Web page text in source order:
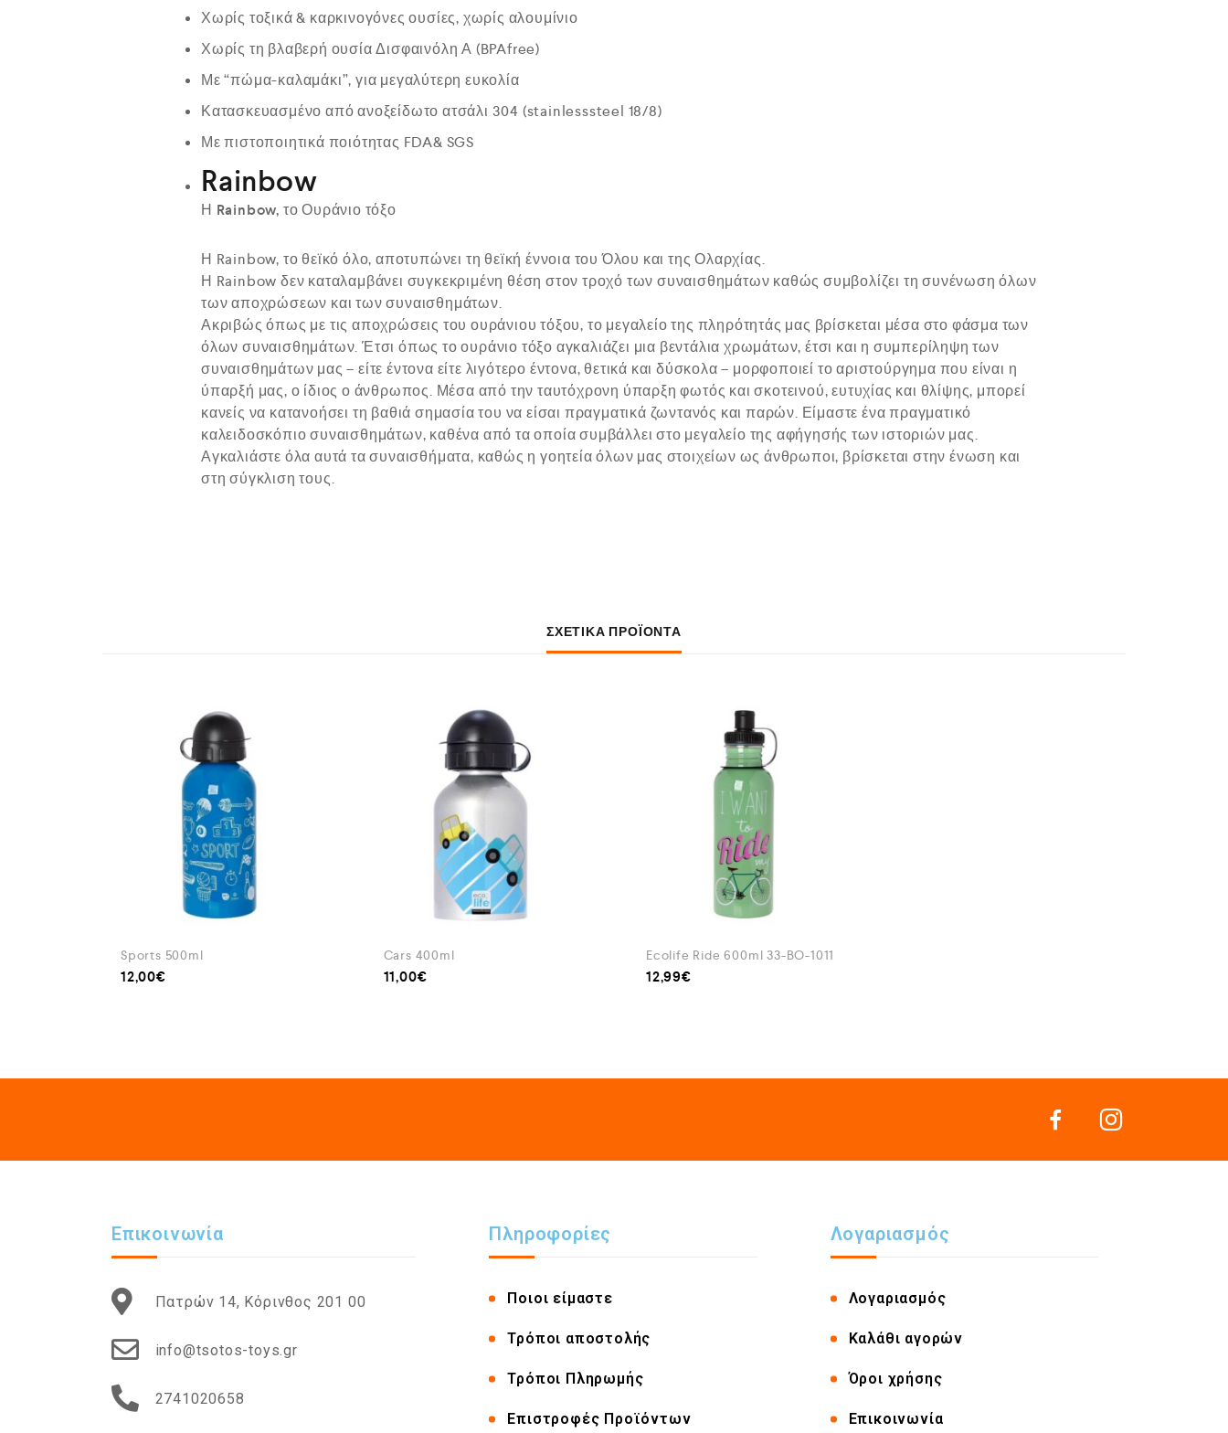
Χωρίς τοξικά & καρκινογόνες ουσίες, χωρίς αλουμίνιο
Χωρίς τη βλαβερή ουσία Δισφαινόλη Α (BPAfree)
Με “πώμα-καλαμάκι”, για μεγαλύτερη ευκολία
Κατασκευασμένο από ανοξείδωτο ατσάλι 304 (stainlesssteel 18/8)
Με πιστοποιητικά ποιότητας FDA& SGS
Rainbow
Η Rainbow, το Ουράνιο τόξο
Η Rainbow, το θεϊκό όλο, αποτυπώνει τη θεϊκή έννοια του Όλου και της Ολαρχίας.
Η Rainbow δεν καταλαμβάνει συγκεκριμένη θέση στον τροχό των συναισθημάτων καθώς συμβολίζει τη συνένωση όλων
των αποχρώσεων και των συναισθημάτων.
Ακριβώς όπως με τις αποχρώσεις του ουράνιου τόξου, το μεγαλείο της πληρότητάς μας βρίσκεται μέσα στο φάσμα των
όλων συναισθημάτων. Έτσι όπως το ουράνιο τόξο αγκαλιάζει μια βεντάλια χρωμάτων, έτσι και η συμπερίληψη των
συναισθημάτων μας – είτε έντονα είτε λιγότερο έντονα, θετικά και δύσκολα – μορφοποιεί το αριστούργημα που είναι η
ύπαρξή μας, ο ίδιος ο άνθρωπος. Μέσα από την ταυτόχρονη ύπαρξη φωτός και σκοτεινού, ευτυχίας και θλίψης, μπορεί
κανείς να κατανοήσει τη βαθιά σημασία του να είσαι πραγματικά ζωντανός και παρών. Είμαστε ένα πραγματικό
καλειδοσκόπιο συναισθημάτων, καθένα από τα οποία συμβάλλει στο μεγαλείο της αφήγησής των ιστοριών μας.
Αγκαλιάστε όλα αυτά τα συναισθήματα, καθώς η γοητεία όλων μας στοιχείων ως άνθρωποι, βρίσκεται στην ένωση και
στη σύγκλιση τους.
ΣΧΕΤΙΚΆ ΠΡΟΪΌΝΤΑ
Sports 500ml
12,00€
Cars 400ml
11,00€
Ecolife Ride 600ml 33-BO-1011
12,99€
Επικοινωνία
Πατρών 14, Κόρινθος 201 00
info@tsotos-toys.gr
2741020658
Πληροφορίες
Ποιοι είμαστε
Τρόποι αποστολής
Τρόποι Πληρωμής
Επιστροφές Προϊόντων
Λογαριασμός
Λογαριασμός
Καλάθι αγορών
Όροι χρήσης
Επικοινωνία